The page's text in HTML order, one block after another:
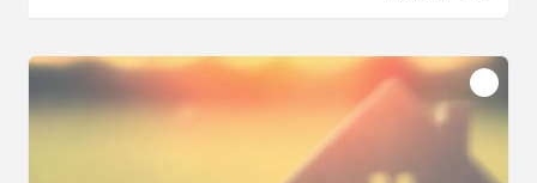
luminosité, les beaux volumes de ses pièces, sa vue
dégagée et son emplacement de premier choix.
Copropriété de 24 lots principaux. Charges annuelles : 2
025 € (chauffage et eau chaude compris). Vous souhaitez
en savoir plus ou organiser une visite ? Contactez notre
négociateur, Charles CHAIGNAULT, au 07 84 38 29 79.